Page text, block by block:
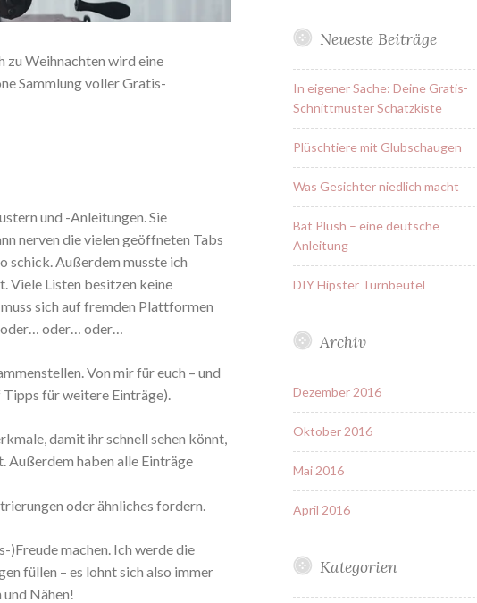
zu Weihnachten wird eine
Sammlung voller Gratis-
und -Anleitungen. Sie
nerven die vielen geöffneten Tabs
schick. Außerdem musste ich
Viele Listen besitzen keine
sich auf fremden Plattformen
oder… oder… oder…
Von mir für euch – und
Tipps für weitere Einträge).
damit ihr schnell sehen könnt,
Außerdem haben alle Einträge
oder ähnliches fordern.
)Freude machen. Ich werde die
füllen – es lohnt sich also immer
Nähen!
Neueste Beiträge
In eigener Sache: Deine Gratis-
Schnittmuster Schatzkiste
Plüschtiere mit Glubschaugen
Was Gesichter niedlich macht
Bat Plush – eine deutsche
Anleitung
DIY Hipster Turnbeutel
Archiv
Dezember 2016
Oktober 2016
Mai 2016
April 2016
Kategorien